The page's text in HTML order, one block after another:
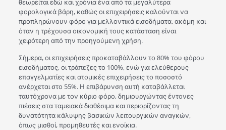
θεωρείται εδώ και χρόνια ένα από τα μεγαλύτερα
φορολογικά βάρη, καθώς οι επιχειρήσεις καλούνται να
προπληρώνουν φόρο για μελλοντικά εισοδήματα, ακόμη και
όταν η τρέχουσα οικονομική τους κατάσταση είναι
χειρότερη από την προηγούμενη χρήση.
Σήμερα, οι επιχειρήσεις προκαταβάλλουν το 80% του φόρου
εισοδήματος, οι τράπεζες το 100%, ενώ για ελεύθερους
επαγγελματίες και ατομικές επιχειρήσεις το ποσοστό
ανέρχεται στο 55%. Η επιβάρυνση αυτή καταβάλλεται
ταυτόχρονα με τον κύριο φόρο, δημιουργώντας έντονες
πιέσεις στα ταμειακά διαθέσιμα και περιορίζοντας τη
δυνατότητα κάλυψης βασικών λειτουργικών αναγκών,
όπως μισθοί, προμηθευτές και ενοίκια.